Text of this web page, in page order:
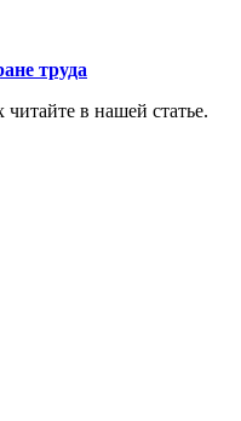
труда
в нашей статье.